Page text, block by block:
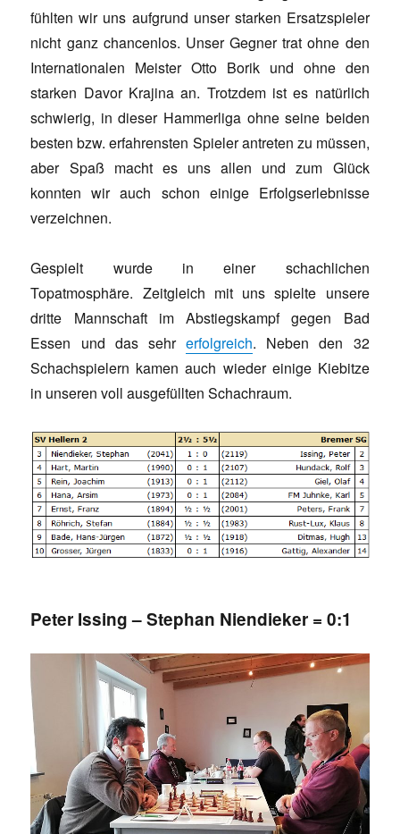
fühlten wir uns aufgrund unser starken Ersatzspieler
nicht ganz chancenlos. Unser Gegner trat ohne den
Internationalen Meister Otto Borik und ohne den
starken Davor Krajina an. Trotzdem ist es natürlich
schwierig, in dieser Hammerliga ohne seine beiden
besten bzw. erfahrensten Spieler antreten zu müssen,
aber Spaß macht es uns allen und zum Glück
konnten wir auch schon einige Erfolgserlebnisse
verzeichnen.
Gespielt wurde in einer schachlichen
Topatmosphäre. Zeitgleich mit uns spielte unsere
dritte Mannschaft im Abstiegskampf gegen Bad
Essen und das sehrerfolgreich. Neben den 32
Schachspielern kamen auch wieder einige Kiebitze
in unseren voll ausgefüllten Schachraum.
Peter Issing – Stephan Niendieker = 0:1